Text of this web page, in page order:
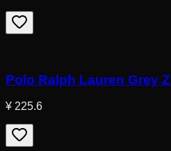
Polo Ralph Lauren Grey
¥ 225.6